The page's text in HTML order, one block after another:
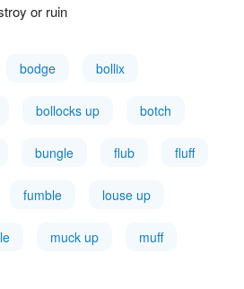
or ruin
bodge bollix
bollocks up botch
bungle flub fluff
fumble louse up
muck up muff